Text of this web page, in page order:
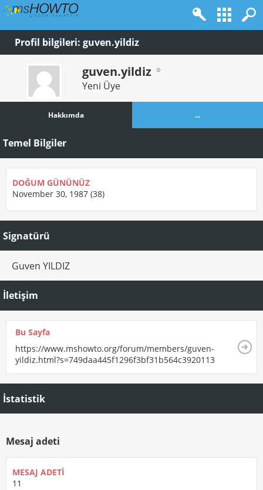
Profil bilgileri: guven.yildiz
guven.yildiz
Yeni Üye
Hakkımda ...
Temel Bilgiler
DOĞUM GÜNÜNÜZ
November 30, 1987 (38)
Signatürü
Guven YILDIZ
İletişim
Bu Sayfa
https://www.mshowto.org/forum/members/guven-
yildiz.html?s=749daa445f1296f3bf31b564c3920113
İstatistik
Mesaj adeti
MESAJ ADETI
11